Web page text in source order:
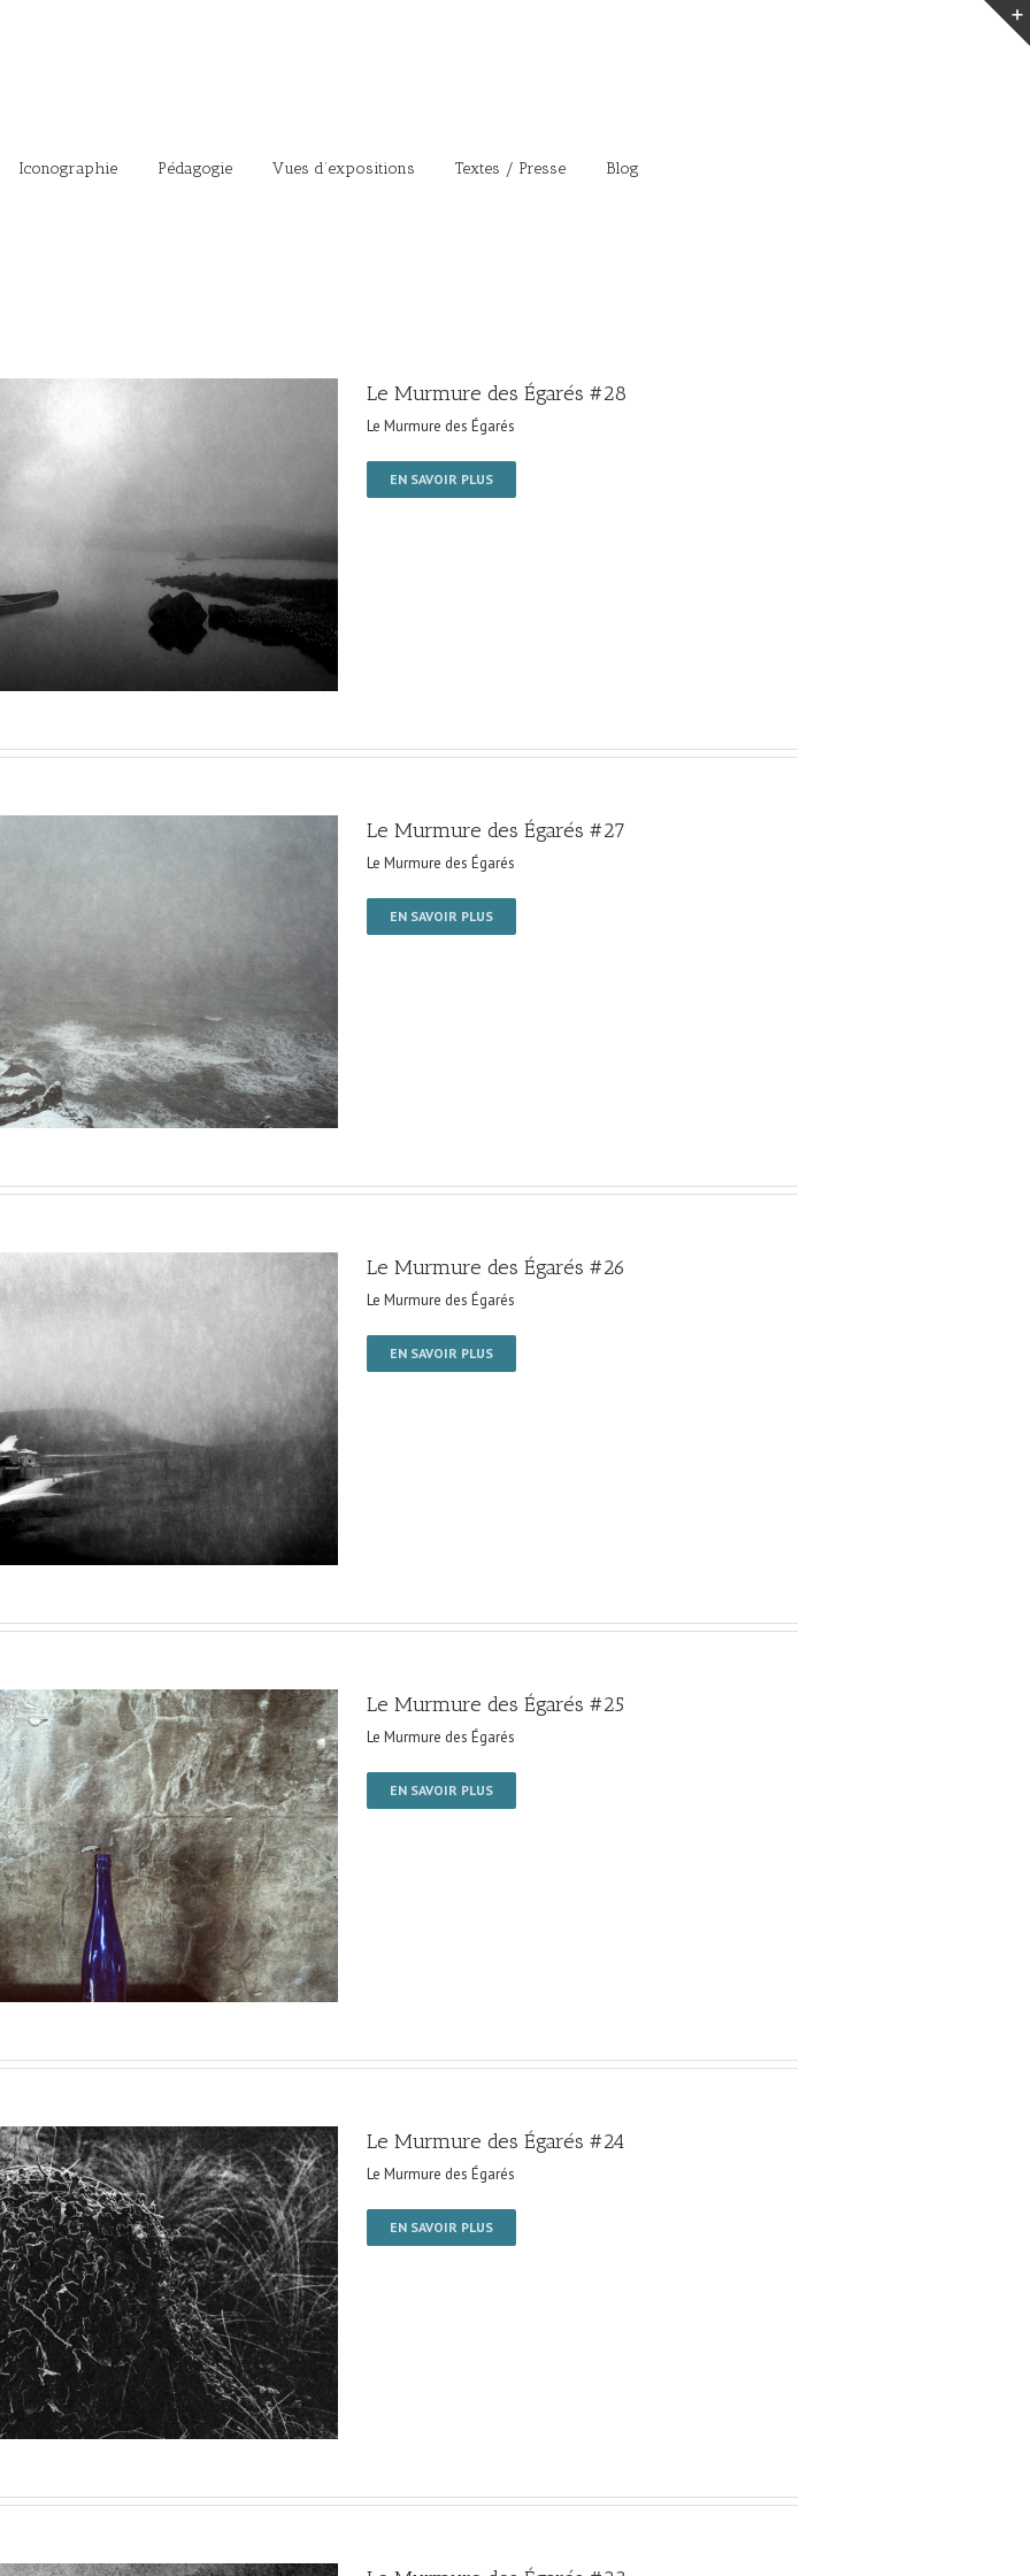
Iconographie Pédagogie Vues d’expositions Textes / Presse Blog
Le Murmure des Égarés #28
Le Murmure des Égarés
EN SAVOIR PLUS
Le Murmure des Égarés #27
Le Murmure des Égarés
EN SAVOIR PLUS
Le Murmure des Égarés #26
Le Murmure des Égarés
EN SAVOIR PLUS
Le Murmure des Égarés #25
Le Murmure des Égarés
EN SAVOIR PLUS
Le Murmure des Égarés #24
Le Murmure des Égarés
EN SAVOIR PLUS